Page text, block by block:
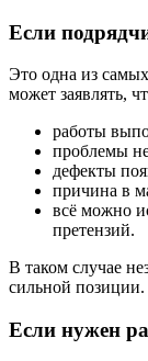
Если
Это одна из
может заявлять,
работы
проблемы
дефекты
причина в
всё можно
претензий.
В таком случае
сильной позиции.
Если нужен